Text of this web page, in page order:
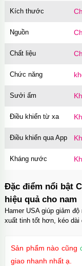
trong suốt
OPC16PR
Case trong suốt
suốt tối giản
MãOP16MXtrị giá
chống sốc
OP16Pr trị giá
Kích thước
Nguồn
Chất liệu
Chức năng
Sưởi ấm
Điều khiển từ xa
Điều khiển qua App
Kháng nước
Đặc điểm nổi bật
hiệu quả cho nam
Hamer USA giúp giảm
xuất tinh tốt hơn, kéo
Sản phẩm nào cũng
giao nhanh nhất ạ.